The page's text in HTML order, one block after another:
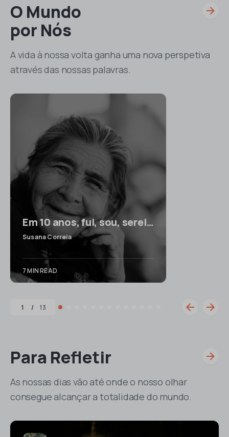
O Mundo
por Nós
A vida à nossa volta ganha uma nova perspetiva
através das nossas palavras.
Em 10 anos, fui, sou, serei…
Susana Correia
7 MIN READ
1 13
Para Refletir
As nossas dias vão até onde o nosso olhar
consegue alcançar a totalidade do mundo.